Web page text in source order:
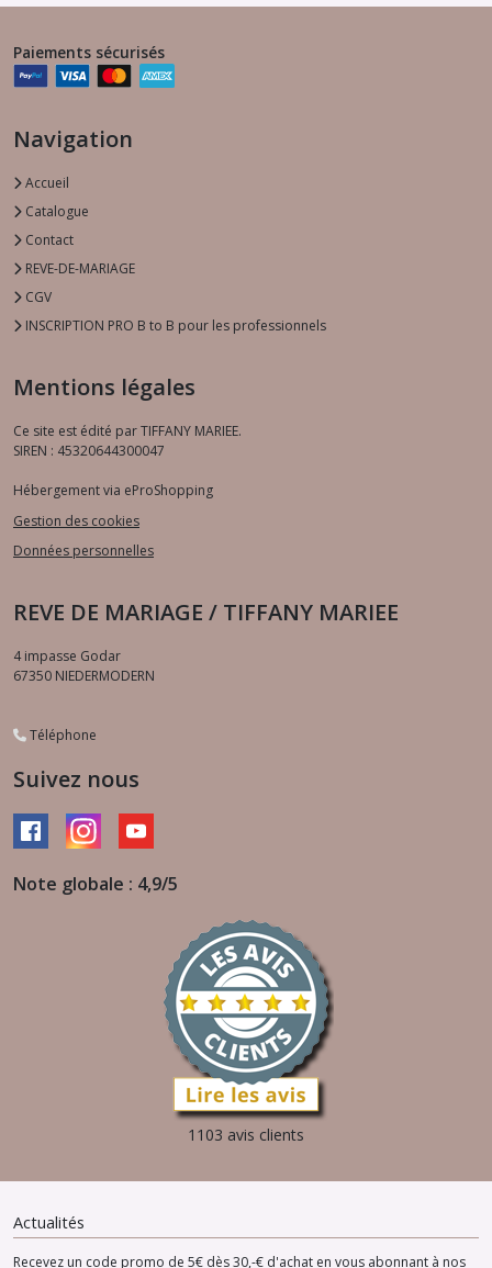
Paiements sécurisés
Navigation
Accueil
Catalogue
Contact
REVE-DE-MARIAGE
CGV
INSCRIPTION PRO B to B pour les professionnels
Mentions légales
Ce site est édité par TIFFANY MARIEE.
SIREN : 45320644300047
Hébergement via eProShopping
Gestion des cookies
Données personnelles
REVE DE MARIAGE / TIFFANY MARIEE
4 impasse Godar
67350 NIEDERMODERN
Téléphone
Suivez nous
Note globale : 4,9/5
1103 avis clients
Actualités
Recevez un code promo de 5€ dès 30,-€ d'achat en vous abonnant à nos